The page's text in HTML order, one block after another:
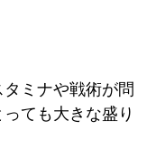
ミナや戦術が問
ても大きな盛り